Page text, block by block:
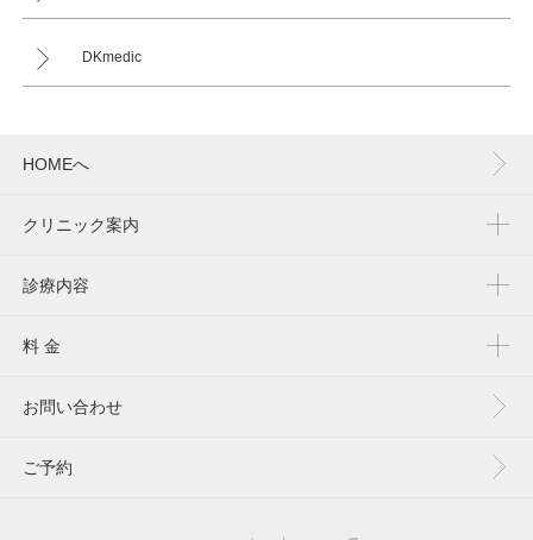
DKmedic
HOMEへ
クリニック案内
診療内容
料 金
お問い合わせ
ご予約